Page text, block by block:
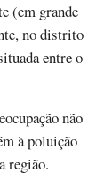
(em grande
no distrito
entre o
não
à poluição
região.